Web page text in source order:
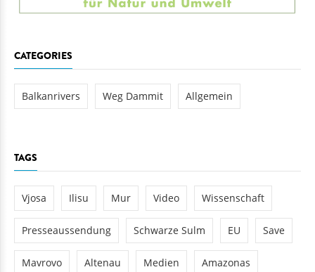
Balkanrivers Weg Dammit Allgemein
TAGS
Vjosa Ilisu Mur Video Wissenschaft
Presseaussendung Schwarze Sulm EU Save
Mavrovo Altenau Medien Amazonas